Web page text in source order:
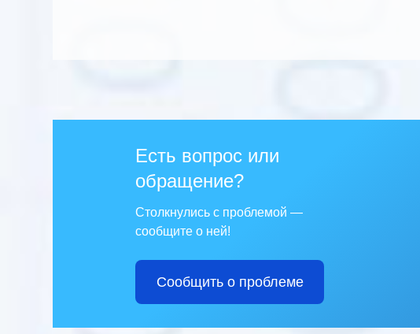
Есть вопрос или
обращение?
Столкнулись с проблемой —
сообщите о ней!
Сообщить о проблеме